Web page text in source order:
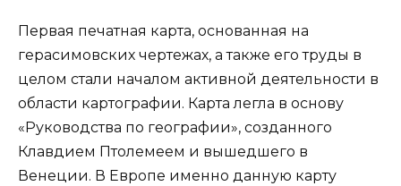
Первая печатная карта, основанная на
герасимовских чертежах, а также его труды в
целом стали началом активной деятельности в
области картографии. Карта легла в основу
«Руководства по географии», созданного
Клавдием Птолемеем и вышедшего в
Венеции. В Европе именно данную карту